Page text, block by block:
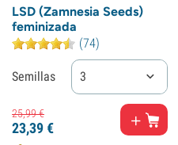
LSD (Zamnesia Seeds)
feminizada
(74)
Semillas 3
25,99€
23,39€